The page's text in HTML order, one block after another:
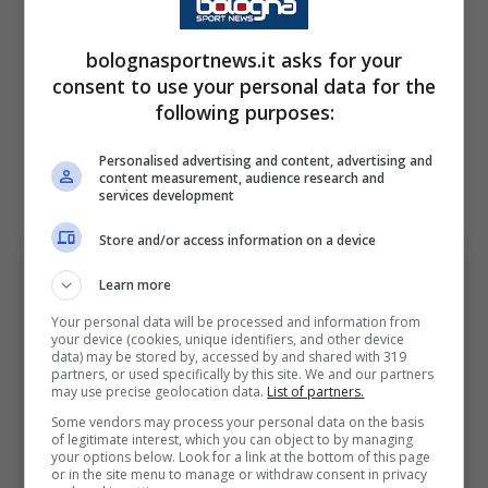
Il primo sarebbe perfetto per sostituire il
partenteCalabriae comporre conHolm e De
Silvestriil lato destro. Mentre, il secondo,
potrebbe partire l’ormai partente
Lykogiannis, sempre più vicino al ritorno in
patria secondo le ultime notizie.
Roman Vega in contrasto con Franco
Mastantuono in River Plate-Argentinos Juniors
bolognasportnews.it asks for your
consent to use your personal data for the
following purposes:
Personalised advertising and content, advertising and
content measurement, audience research and
services development
Store and/or access information on a device
Learn more
Your personal data will be processed and information from
your device (cookies, unique identifiers, and other device
data) may be stored by, accessed by and shared with 319
partners, or used specifically by this site. We and our partners
may use precise geolocation data. List of partners.
Some vendors may process your personal data on the basis
of legitimate interest, which you can object to by managing
your options below. Look for a link at the bottom of this page
or in the site menu to manage or withdraw consent in privacy